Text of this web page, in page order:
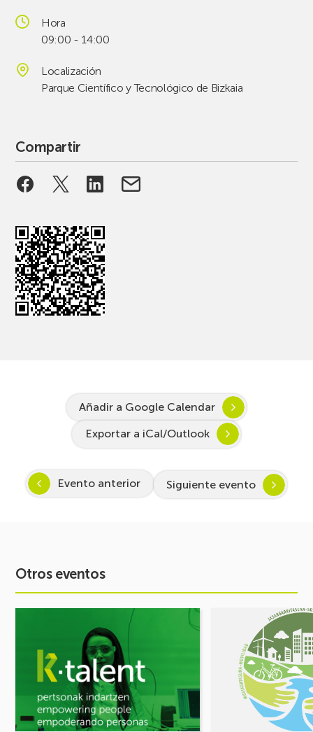
Hora
09:00 - 14:00
Localización
Parque Científico y Tecnológico de Bizkaia
Compartir
Añadir a Google Calendar
Exportar a iCal/Outlook
Evento anterior Siguiente evento
Otros eventos
STEAM
2027:
Despertando
MOVILIDAD
¡Comparte